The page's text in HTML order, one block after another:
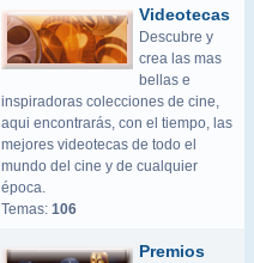
Videotecas
Descubre y
crea las mas
bellas e
inspiradoras colecciones de cine,
aqui encontrarás, con el tiempo, las
mejores videotecas de todo el
mundo del cine y de cualquier
época.
Temas: 106
Premios